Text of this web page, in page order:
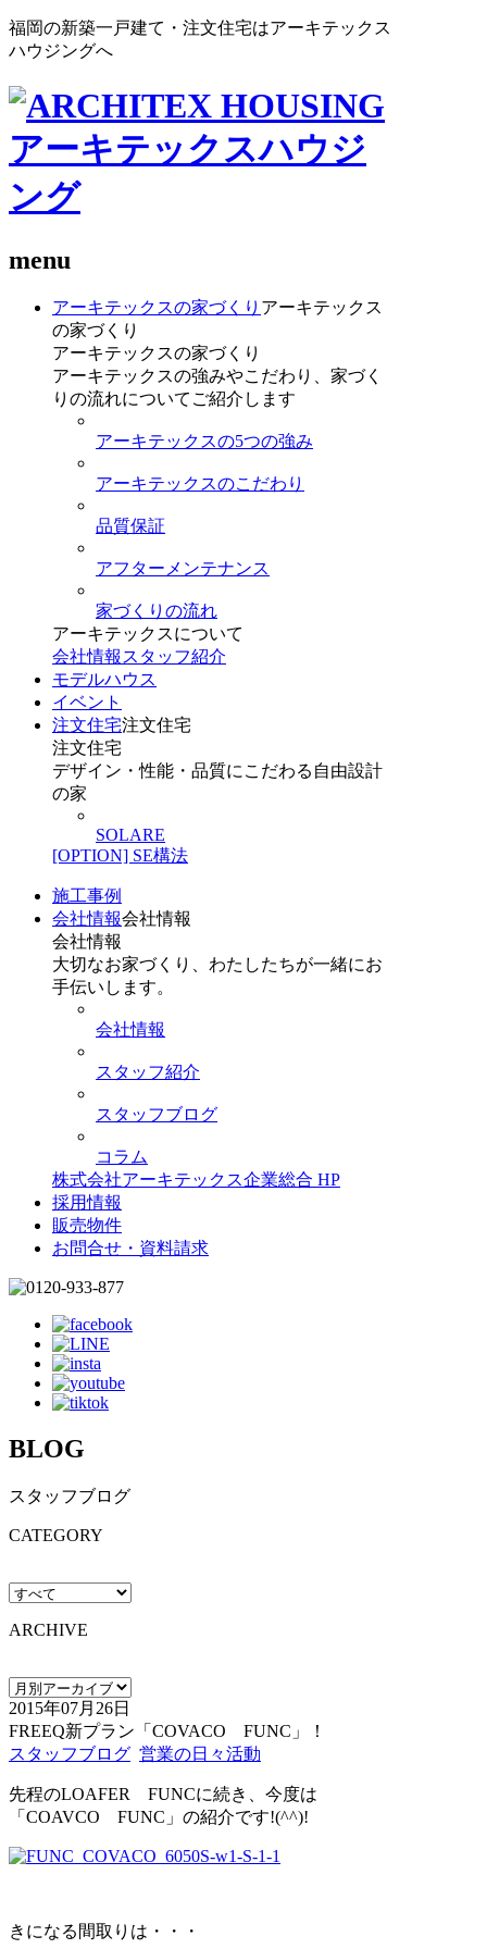
福岡の新築一戸建て・注文住宅はアーキテックス
ハウジングへ
menu
アーキテックスの家づくり アーキテックス
の家づくり
アーキテックスの家づくり
アーキテックスの強みやこだわり、家づく
りの流れについてご紹介します
アーキテックスの5つの強み
アーキテックスのこだわり
品質保証
アフターメンテナンス
家づくりの流れ
アーキテックスについて
会社情報 スタッフ紹介
モデルハウス
イベント
注文住宅注文住宅
注文住宅
デザイン・性能・品質にこだわる自由設計
の家
SOLARE
[OPTION] SE構法
施工事例
会社情報会社情報
会社情報
大切なお家づくり、わたしたちが一緒にお
手伝いします。
会社情報
スタッフ紹介
スタッフブログ
コラム
株式会社アーキテックス企業総合 HP
採用情報
販売物件
お問合せ・資料請求
BLOG
スタッフブログ
CATEGORY
ARCHIVE
2015年07月26日
FREEQ新プラン「COVACO FUNC」！
スタッフブログ 営業の日々活動
先程のLOAFER FUNCに続き、今度は
「COAVCO FUNC」の紹介です!(^^)!
きになる間取りは・・・